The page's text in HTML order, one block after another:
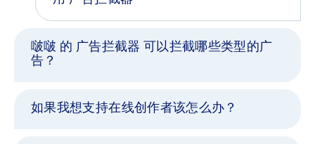
啵啵 的 广告拦截器 可以拦截哪些类型的广
告？
如果我想支持在线创作者该怎么办？